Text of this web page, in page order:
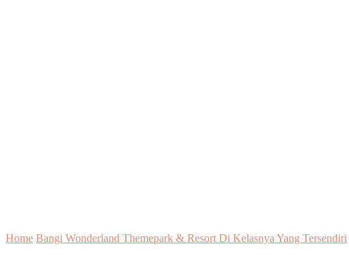
Home Bangi Wonderland Themepark & Resort Di Kelasnya Yang Tersendiri